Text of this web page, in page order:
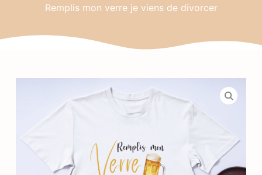
Remplis mon verre je viens de divorcer